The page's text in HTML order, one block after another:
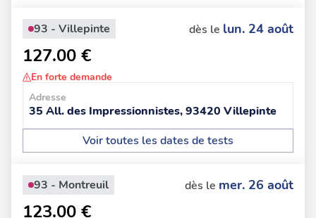
93 - Villepinte dès le lun. 24 août
127.00 €
En forte demande
Adresse
35 All. des Impressionnistes, 93420 Villepinte
Voir toutes les dates de tests
93 - Montreuil dès le mer. 26 août
123.00 €